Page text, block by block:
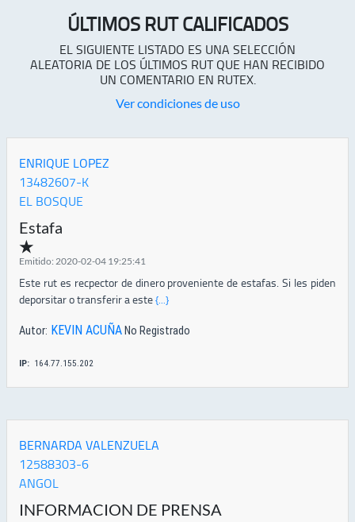
ÚLTIMOS RUT CALIFICADOS
EL SIGUIENTE LISTADO ES UNA SELECCIÓN
ALEATORIA DE LOS ÚLTIMOS RUT QUE HAN RECIBIDO
UN COMENTARIO EN RUTEX.
Ver condiciones de uso
ENRIQUE LOPEZ
13482607-K
EL BOSQUE
Estafa
★
Emitido: 2020-02-04 19:25:41
Este rut es recpector de dinero proveniente de estafas. Si les piden
deporsitar o transferir a este{...}
Autor: KEVIN ACUÑA No Registrado
IP: 164.77.155.202
BERNARDA VALENZUELA
12588303-6
ANGOL
INFORMACION DE PRENSA